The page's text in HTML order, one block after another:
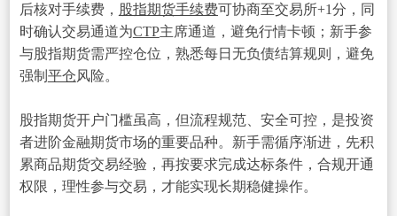
后核对手续费， 股指期货手续费可协商至交易所+1分，同
时确认交易通道为CTP主席通道，避免行情卡顿；新手参
与股指期货需严控仓位，熟悉每日无负债结算规则，避免
强制 平仓风险。
股指期货开户门槛虽高，但流程规范、安全可控，是投资
者进阶金融期货市场的重要品种。新手需循序渐进，先积
累商品期货交易经验，再按要求完成达标条件，合规开通
权限，理性参与交易，才能实现长期稳健操作。